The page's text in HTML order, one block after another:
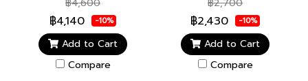
฿4,600
฿4,140 -10%
Add to Cart
Compare
฿2,700
฿2,430 -10%
Add to Cart
Compare